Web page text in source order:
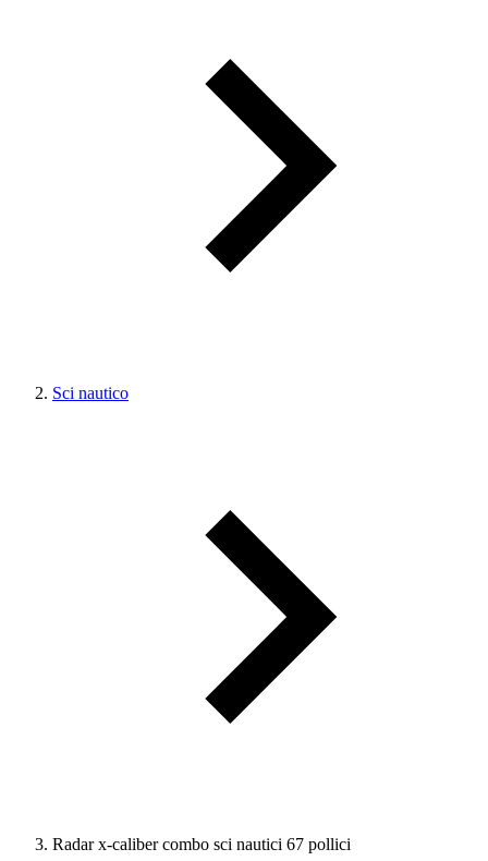
Sci nautico
Radar x-caliber combo sci nautici 67 pollici